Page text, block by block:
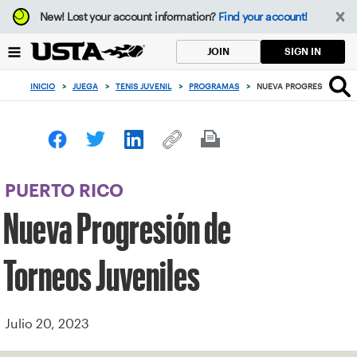
Enfoque
desde
botón
volver
principio
New!Lost your account information? Find your account!
JOIN SIGN IN
INICIO > JUEGA > TENIS JUVENIL > PROGRAMAS > NUEVA PROGRESIÓN DE
PUERTO RICO
Nueva Progresión de
Torneos Juveniles
Julio 20, 2023